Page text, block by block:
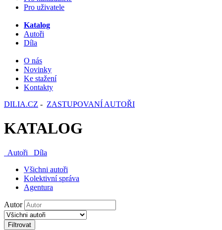
Pro uživatele
Katalog
Autoři
Díla
O nás
Novinky
Ke stažení
Kontakty
DILIA.CZ - ZASTUPOVANÍ AUTOŘI
KATALOG
Autoři
Díla
Všichni autoři
Kolektivní správa
Agentura
Autor
Filtrovat